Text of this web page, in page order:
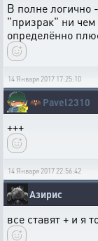
В полне логично
"призрак" ни чем
определённо
14 Января 2017 17:25:10
🦇Pavel2310
+++
14 Января 2017 22:56:42
Азирис
все ставят + и я